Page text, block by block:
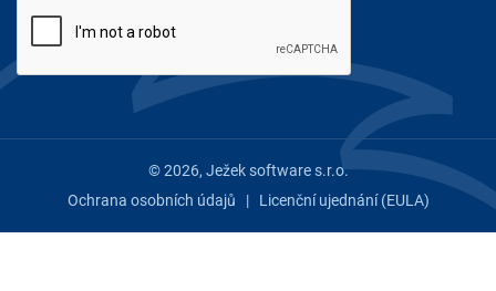
© 2026, Ježek software s.r.o.
Ochrana osobních údajů | Licenční ujednání (EULA)